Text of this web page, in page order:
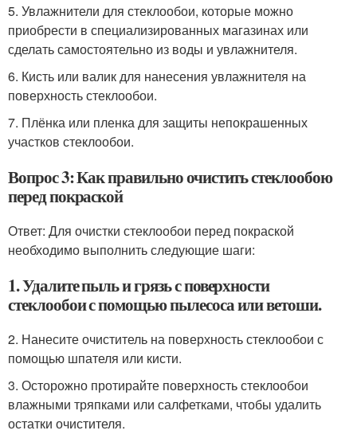
5. Увлажнители для стеклообои, которые можно
приобрести в специализированных магазинах или
сделать самостоятельно из воды и увлажнителя.
6. Кисть или валик для нанесения увлажнителя на
поверхность стеклообои.
7. Плёнка или пленка для защиты непокрашенных
участков стеклообои.
Вопрос 3: Как правильно очистить стеклообою
перед покраской
Ответ: Для очистки стеклообои перед покраской
необходимо выполнить следующие шаги:
1. Удалите пыль и грязь с поверхности
стеклообои с помощью пылесоса или ветоши.
2. Нанесите очиститель на поверхность стеклообои с
помощью шпателя или кисти.
3. Осторожно протирайте поверхность стеклообои
влажными тряпками или салфетками, чтобы удалить
остатки очистителя.